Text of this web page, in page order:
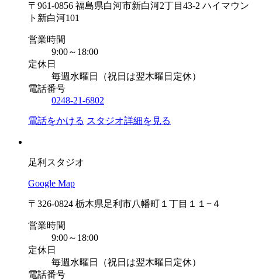
〒961-0856 福島県白河市新白河2丁目43-2 ハイマウン
ト新白河101
営業時間
9:00～18:00
定休日
毎週水曜日（祝日は翌木曜日定休）
電話番号
0248-21-6802
電話をかける スタジオ詳細を見る
足利スタジオ
Google Map
〒326-0824 栃木県足利市八幡町１丁目１１−４
営業時間
9:00～18:00
定休日
毎週水曜日（祝日は翌木曜日定休）
電話番号